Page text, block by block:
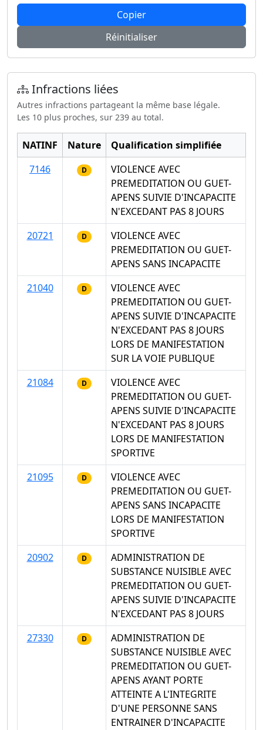
Copier
Réinitialiser
Infractions liées
Autres infractions partageant la même base légale.
Les 10 plus proches, sur 239 au total.
NATINF Nature
Qualification simplifiée
7146
D
VIOLENCE AVEC
PREMEDITATION OU GUET-
APENS SUIVIE D'INCAPACITE
N'EXCEDANT PAS 8 JOURS
20721
D
VIOLENCE AVEC
PREMEDITATION OU GUET-
APENS SANS INCAPACITE
21040
D
VIOLENCE AVEC
PREMEDITATION OU GUET-
APENS SUIVIE D'INCAPACITE
N'EXCEDANT PAS 8 JOURS
LORS DE MANIFESTATION
SUR LA VOIE PUBLIQUE
21084
D
VIOLENCE AVEC
PREMEDITATION OU GUET-
APENS SUIVIE D'INCAPACITE
N'EXCEDANT PAS 8 JOURS
LORS DE MANIFESTATION
SPORTIVE
21095
D
VIOLENCE AVEC
PREMEDITATION OU GUET-
APENS SANS INCAPACITE
LORS DE MANIFESTATION
SPORTIVE
20902
D
ADMINISTRATION DE
SUBSTANCE NUISIBLE AVEC
PREMEDITATION OU GUET-
APENS SUIVIE D'INCAPACITE
N'EXCEDANT PAS 8 JOURS
27330
D
ADMINISTRATION DE
SUBSTANCE NUISIBLE AVEC
PREMEDITATION OU GUET-
APENS AYANT PORTE
ATTEINTE A L'INTEGRITE
D'UNE PERSONNE SANS
ENTRAINER D'INCAPACITE